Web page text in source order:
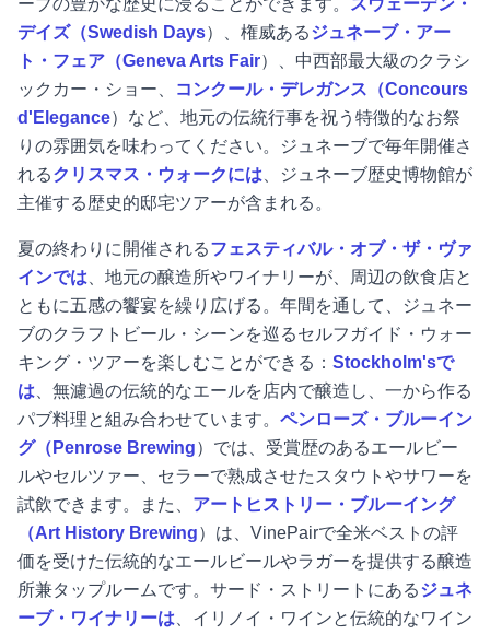
デイズ（Swedish Days）、権威あるジュネーブ・アー
ト・フェア（Geneva Arts Fair）、中西部最大級のクラシ
ックカー・ショー、
コンクール・デレガンス（Concours
d'Elegance）など、地元の伝統行事を祝う特徴的なお祭
りの雰囲気を味わってください。ジュネーブで毎年開催さ
れるクリスマス・ウォークには 、ジュネーブ歴史博物館が
主催する歴史的邸宅ツアーが含まれる。
夏の終わりに開催されるフェスティバル・オブ・ザ・ヴァ
インでは 、地元の醸造所やワイナリーが、周辺の飲食店と
ともに五感の饗宴を繰り広げる。年間を通して、ジュネー
ブのクラフトビール・シーンを巡るセルフガイド・ウォー
キング・ツアーを楽しむことができる： Stockholm'sで
は 、無濾過の伝統的なエールを店内で醸造し、一から作る
パブ料理と組み合わせています。 ペンローズ・ブルーイン
グ（Penrose Brewing）では、受賞歴のあるエールビー
ルやセルツァー、セラーで熟成させたスタウトやサワーを
試飲できます。また、 アートヒストリー・ブルーイング
（Art History Brewing）は、VinePairで全米ベストの評
価を受けた伝統的なエールビールやラガーを提供する醸造
所兼タップルームです。サード・ストリートにあるジュネ
ーブ・ワイナリーは 、イリノイ・ワインと伝統的なワイン